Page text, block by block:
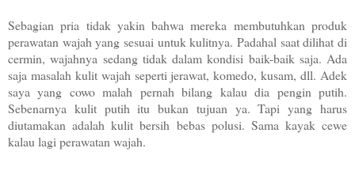
Sebagian pria tidak yakin bahwa mereka membutuhkan produk
perawatan wajah yang sesuai untuk kulitnya. Padahal saat dilihat di
cermin, wajahnya sedang tidak dalam kondisi baik-baik saja. Ada
saja masalah kulit wajah seperti jerawat, komedo, kusam, dll. Adek
saya yang cowo malah pernah bilang kalau dia pengin putih.
Sebenarnya kulit putih itu bukan tujuan ya. Tapi yang harus
diutamakan adalah kulit bersih bebas polusi. Sama kayak cewe
kalau lagi perawatan wajah.